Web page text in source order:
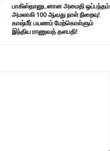
பாகிஸ்தானுடனான அமைதி ஒப்பந்தம்
அமலாகி 100 ஆவது நாள் நிறைவு!
காஷ்மீர் பயணம் மேற்கொள்ளும்
இந்திய ராணுவத் தளபதி!